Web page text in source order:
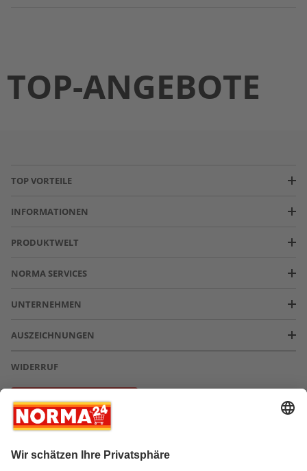
TOP-ANGEBOTE
TOP VORTEILE
INFORMATIONEN
PRODUKTWELT
NORMA SERVICES
UNTERNEHMEN
AUSZEICHNUNGEN
WIDERRUF
Vertrag widerrufen